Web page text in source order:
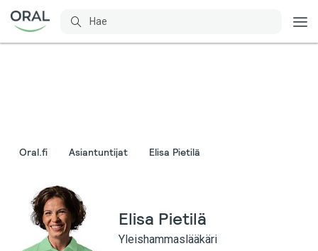
Oral.fi Asiantuntijat Elisa Pietilä
Elisa Pietilä
Yleishammaslääkäri